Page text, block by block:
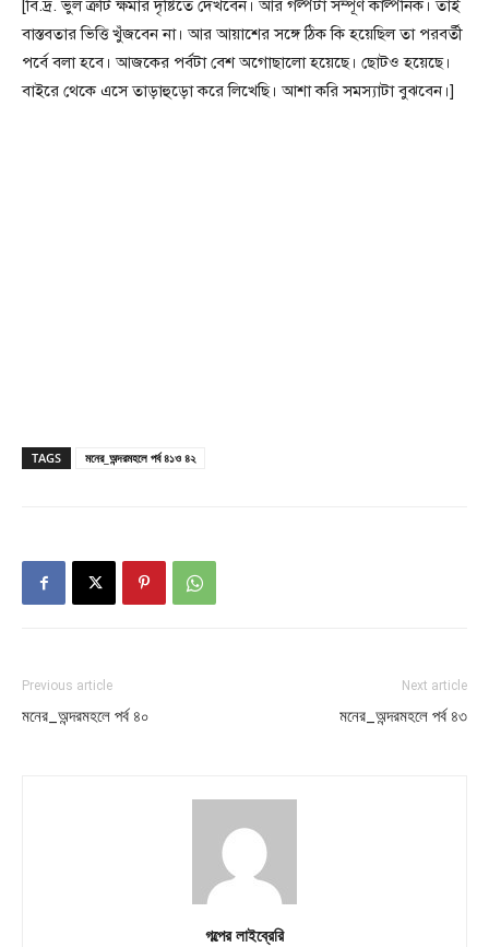
[বি.দ্র. ভুল ত্রুটি ক্ষমার দৃষ্টিতে দেখবেন। আর গল্পটা সম্পূর্ণ কাল্পনিক। তাই
বাস্তবতার ভিত্তি খুঁজবেন না। আর আয়াশের সঙ্গে ঠিক কি হয়েছিল তা পরবর্তী
পর্বে বলা হবে। আজকের পর্বটা বেশ অগোছালো হয়েছে। ছোটও হয়েছে।
বাইরে থেকে এসে তাড়াহুড়ো করে লিখেছি। আশা করি সমস্যাটা বুঝবেন।]
TAGS মনের_অন্দরমহলে পর্ব ৪১ও ৪২
Previous article
মনের_অন্দরমহলে পর্ব ৪০
Next article
মনের_অন্দরমহলে পর্ব ৪৩
গল্পের লাইব্রেরি